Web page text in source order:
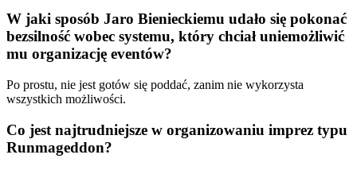
W jaki sposób Jaro Bienieckiemu udało się pokonać
bezsilność wobec systemu, który chciał uniemożliwić
mu organizację eventów?
Po prostu, nie jest gotów się poddać, zanim nie wykorzysta
wszystkich możliwości.
Co jest najtrudniejsze w organizowaniu imprez typu
Runmageddon?